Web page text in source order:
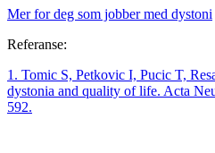
Mer for deg som jobber med dystoni
Referanse:
1. Tomic S, Petkovic I, Pucic T,
dystonia and quality of life. Acta
592.